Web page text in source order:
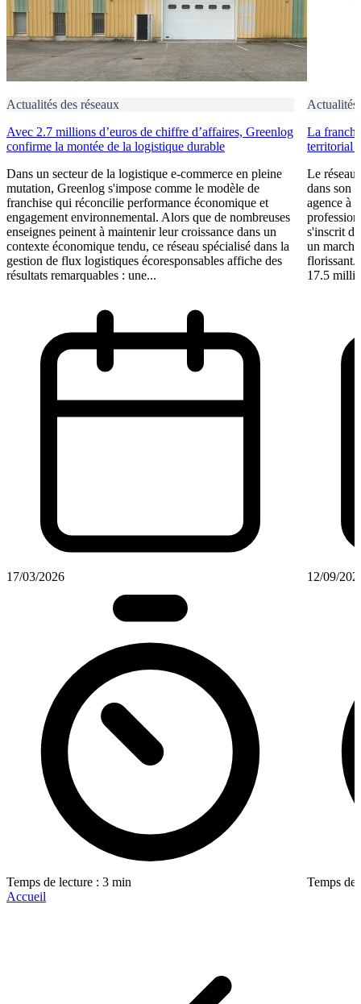
Actualités des réseaux
Avec 2.7 millions d’euros de chiffre d’affaires, Greenlog
confirme la montée de la logistique durable
Dans un secteur de la logistique e-commerce en pleine
mutation, Greenlog s'impose comme le modèle de
franchise qui réconcilie performance économique et
engagement environnemental. Alors que de nombreuses
enseignes peinent à maintenir leur croissance dans un
contexte économique tendu, ce réseau spécialisé dans la
gestion de flux logistiques écoresponsables affiche des
résultats remarquables : une...
17/03/2026
Temps de lecture : 3 min
Actualités
La
territorial
Le
dans son
agence à
s'inscrit
un
florissant.
17.5
12/09/
Temps de
Accueil